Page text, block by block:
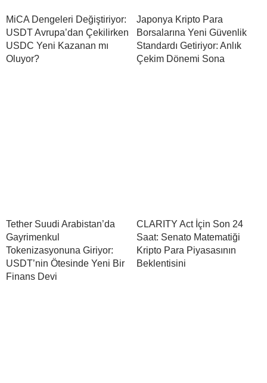
MiCA Dengeleri Değiştiriyor:
USDT Avrupa’dan Çekilirken
USDC Yeni Kazanan mı
Oluyor?
Japonya Kripto Para
Borsalarına Yeni Güvenlik
Standardı Getiriyor: Anlık
Çekim Dönemi Sona
Tether Suudi Arabistan’da
Gayrimenkul
Tokenizasyonuna Giriyor:
USDT’nin Ötesinde Yeni Bir
Finans Devi
CLARITY Act İçin Son 24
Saat: Senato Matematiği
Kripto Para Piyasasının
Beklentisini